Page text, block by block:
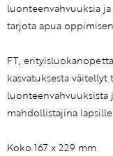
luonteenvahvuuksia
tarjota apua
FT,
kasvatuksesta
luonteenvahvuuksista
mahdollistajina
Koko 167 x 229 mm